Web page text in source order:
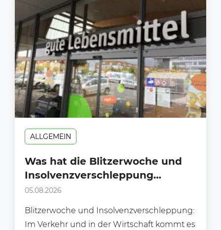
ALLGEMEIN
Was hat die Blitzerwoche und
Insolvenzverschleppung
gemeinsam?
05.08.2026
Blitzerwoche und Insolvenzverschleppung:
Im Verkehr und in der Wirtschaft kommt es